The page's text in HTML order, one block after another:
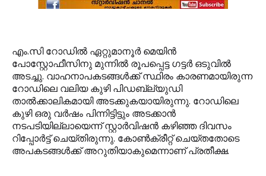
എം.സി റോഡില്‍ ഏറ്റുമാനൂര്‍ മെയിന്‍
പോസ്റ്റോഫീസിനു മുന്നില്‍ രൂപപ്പെട്ട ഗട്ടര്‍ ഒടുവില്‍
അടച്ചു. വാഹനാപകടങ്ങള്‍ക്ക് സ്ഥിരം കാരണമായിരുന്ന
റോഡിലെ വലിയ കുഴി പിഡബ്ല്യുഡി
താല്‍ക്കാലികമായി അടക്കുകയായിരുന്നു. റോഡിലെ
കുഴി ഒരു വര്‍ഷം പിന്നിട്ടിട്ടും അടക്കാന്‍
നടപടിയില്ലായെന്ന് സ്റ്റാര്‍വിഷന്‍ കഴിഞ്ഞ ദിവസം
റിപ്പോര്‍ട്ട് ചെയ്തിരുന്നു. കോണ്‍ക്രീറ്റ് ചെയ്തതോടെ
അപകടങ്ങള്‍ക്ക് അറുതിയാകുമെന്നാണ് പ്രതീക്ഷ.